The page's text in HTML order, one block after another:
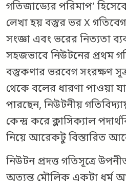
গতিজাড্যের পরিমাপ’
লেখা হয় বস্তুর ভর X
সংজ্ঞা এবং ভরের নিত্যতা
সহজভাবে নিউটনের প্রথম
বস্তুকণার ভরবেগ সংরক্ষণ
থেকে বলের ধারণা পাওয়া
পারছেন, নিউটনীয়
কেন্দ্র করে ক্লাসিক্যাল
নিয়ে আরেকটু বিস্তারিত
নিউটন প্রদত্ত গতিসূত্রে